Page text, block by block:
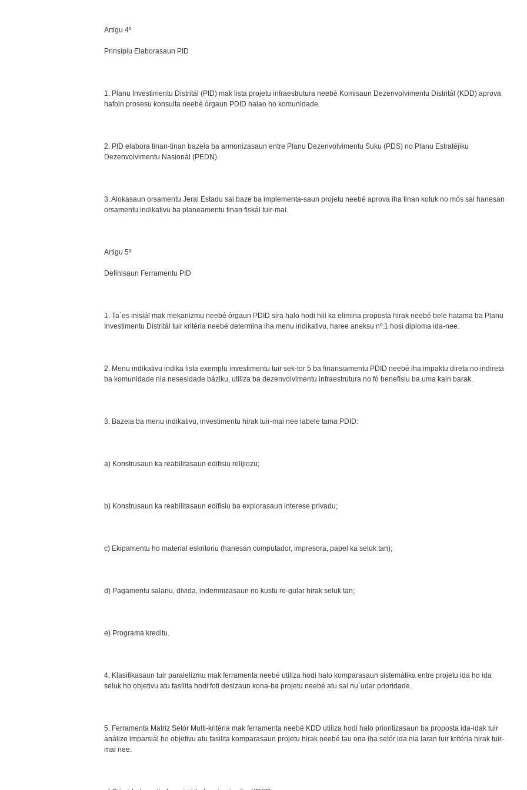
Artigu 4º
Prinsípiu Elaborasaun PID
1. Planu Investimentu Distritál (PID) mak lista projetu infraestrutura neebé Komisaun Dezenvolvimentu Distritál (KDD) aprova
hafoin prosesu konsulta neebé órgaun PDID halao ho komunidade.
2. PID elabora tinan-tinan bazeia ba armonizasaun entre Planu Dezenvolvimentu Suku (PDS) no Planu Estratéjiku
Dezenvolvimentu Nasionál (PEDN).
3. Alokasaun orsamentu Jeral Estadu sai baze ba implementa-saun projetu neebé aprova iha tinan kotuk no mós sai hanesan
orsamentu indikativu ba planeamentu tinan fiskál tuir-mai.
Artigu 5º
Definisaun Ferramentu PID
1. Ta´es inisiál mak mekanizmu neebé órgaun PDID sira halo hodi hili ka elimina proposta hirak neebé bele hatama ba Planu
Investimentu Distritál tuir kritéria neebé determina iha menu indikativu, haree aneksu nº.1 hosi diploma ida-nee.
2. Menu indikativu indika lista exemplu investimentu tuir sek-tor 5 ba finansiamentu PDID neebé iha impaktu direta no indireta
ba komunidade nia nesesidade báziku, utiliza ba dezenvolvimentu infraestrutura no fó benefísiu ba uma kain barak.
3. Bazeia ba menu indikativu, investimentu hirak tuir-mai nee labele tama PDID:
a) Konstrusaun ka reabilitasaun edifisiu relijiozu;
b) Konstrusaun ka reabilitasaun edifisiu ba explorasaun interese privadu;
c) Ekipamentu ho material eskritoriu (hanesan computador, impresora, papel ka seluk tan);
d) Pagamentu salariu, divida, indemnizasaun no kustu re-gular hirak seluk tan;
e) Programa kreditu.
4. Klasifikasaun tuir paralelizmu mak ferramenta neebé utiliza hodi halo komparasaun sistemátika entre projetu ida ho ida
seluk ho objetivu atu fasilita hodi foti desizaun kona-ba projetu neebé atu sai nu´udar prioridade.
5. Ferramenta Matriz Setór Multi-kritéria mak ferramenta neebé KDD utiliza hodi halo prioritizasaun ba proposta ida-idak tuir
análize imparsiál ho objetivu atu fasilita komparasaun projetu hirak neebé tau ona iha setór ida nia laran tuir kritéria hirak tuir-
mai nee: